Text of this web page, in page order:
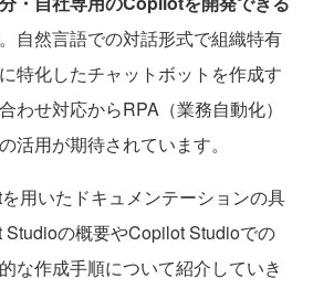
自然言語での対話形式で組織特有
特化したチャットボットを作成す
わせ対応からRPA（業務自動化）
活用が期待されています。
用いたドキュメンテーションの具
の概要やCopilot Studioでの
な作成手順について紹介していき